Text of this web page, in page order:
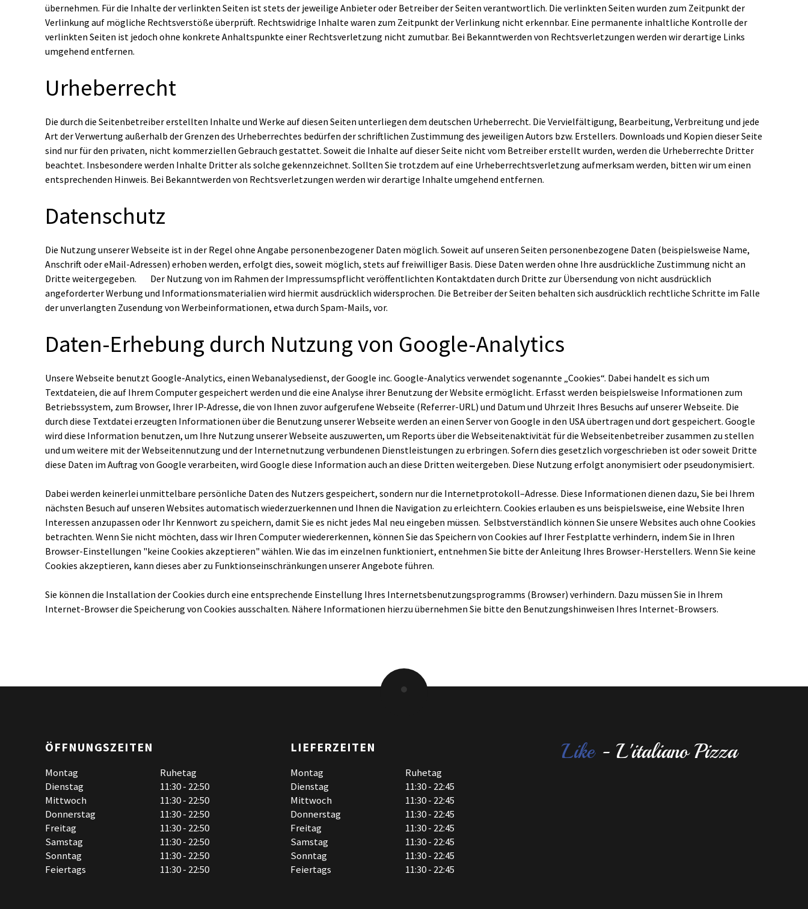
übernehmen. Für die Inhalte der verlinkten Seiten ist stets der jeweilige Anbieter oder Betreiber der Seiten verantwortlich. Die verlinkten Seiten wurden zum Zeitpunkt der
Verlinkung auf mögliche Rechtsverstöße überprüft. Rechtswidrige Inhalte waren zum Zeitpunkt der Verlinkung nicht erkennbar. Eine permanente inhaltliche Kontrolle der
verlinkten Seiten ist jedoch ohne konkrete Anhaltspunkte einer Rechtsverletzung nicht zumutbar. Bei Bekanntwerden von Rechtsverletzungen werden wir derartige Links
umgehend entfernen.
Urheberrecht
Die durch die Seitenbetreiber erstellten Inhalte und Werke auf diesen Seiten unterliegen dem deutschen Urheberrecht. Die Vervielfältigung, Bearbeitung, Verbreitung und jede
Art der Verwertung außerhalb der Grenzen des Urheberrechtes bedürfen der schriftlichen Zustimmung des jeweiligen Autors bzw. Erstellers. Downloads und Kopien dieser Seite
sind nur für den privaten, nicht kommerziellen Gebrauch gestattet. Soweit die Inhalte auf dieser Seite nicht vom Betreiber erstellt wurden, werden die Urheberrechte Dritter
beachtet. Insbesondere werden Inhalte Dritter als solche gekennzeichnet. Sollten Sie trotzdem auf eine Urheberrechtsverletzung aufmerksam werden, bitten wir um einen
entsprechenden Hinweis. Bei Bekanntwerden von Rechtsverletzungen werden wir derartige Inhalte umgehend entfernen.
Datenschutz
Die Nutzung unserer Webseite ist in der Regel ohne Angabe personenbezogener Daten möglich. Soweit auf unseren Seiten personenbezogene Daten (beispielsweise Name,
Anschrift oder eMail-Adressen) erhoben werden, erfolgt dies, soweit möglich, stets auf freiwilliger Basis. Diese Daten werden ohne Ihre ausdrückliche Zustimmung nicht an
Dritte weitergegeben. Der Nutzung von im Rahmen der Impressumspflicht veröffentlichten Kontaktdaten durch Dritte zur Übersendung von nicht ausdrücklich
angeforderter Werbung und Informationsmaterialien wird hiermit ausdrücklich widersprochen. Die Betreiber der Seiten behalten sich ausdrücklich rechtliche Schritte im Falle
der unverlangten Zusendung von Werbeinformationen, etwa durch Spam-Mails, vor.
Daten-Erhebung durch Nutzung von Google-Analytics
Unsere Webseite benutzt Google-Analytics, einen Webanalysedienst, der Google inc. Google-Analytics verwendet sogenannte „Cookies“. Dabei handelt es sich um
Textdateien, die auf Ihrem Computer gespeichert werden und die eine Analyse ihrer Benutzung der Website ermöglicht. Erfasst werden beispielsweise Informationen zum
Betriebssystem, zum Browser, Ihrer IP-Adresse, die von Ihnen zuvor aufgerufene Webseite (Referrer-URL) und Datum und Uhrzeit Ihres Besuchs auf unserer Webseite. Die
durch diese Textdatei erzeugten Informationen über die Benutzung unserer Webseite werden an einen Server von Google in den USA übertragen und dort gespeichert. Google
wird diese Information benutzen, um Ihre Nutzung unserer Webseite auszuwerten, um Reports über die Webseitenaktivität für die Webseitenbetreiber zusammen zu stellen
und um weitere mit der Webseitennutzung und der Internetnutzung verbundenen Dienstleistungen zu erbringen. Sofern dies gesetzlich vorgeschrieben ist oder soweit Dritte
diese Daten im Auftrag von Google verarbeiten, wird Google diese Information auch an diese Dritten weitergeben. Diese Nutzung erfolgt anonymisiert oder pseudonymisiert.
Dabei werden keinerlei unmittelbare persönliche Daten des Nutzers gespeichert, sondern nur die Internetprotokoll–Adresse. Diese Informationen dienen dazu, Sie bei Ihrem
nächsten Besuch auf unseren Websites automatisch wiederzuerkennen und Ihnen die Navigation zu erleichtern. Cookies erlauben es uns beispielsweise, eine Website Ihren
Interessen anzupassen oder Ihr Kennwort zu speichern, damit Sie es nicht jedes Mal neu eingeben müssen. Selbstverständlich können Sie unsere Websites auch ohne Cookies
betrachten. Wenn Sie nicht möchten, dass wir Ihren Computer wiedererkennen, können Sie das Speichern von Cookies auf Ihrer Festplatte verhindern, indem Sie in Ihren
Browser-Einstellungen "keine Cookies akzeptieren" wählen. Wie das im einzelnen funktioniert, entnehmen Sie bitte der Anleitung Ihres Browser-Herstellers. Wenn Sie keine
Cookies akzeptieren, kann dieses aber zu Funktionseinschränkungen unserer Angebote führen.
Sie können die Installation der Cookies durch eine entsprechende Einstellung Ihres Internetsbenutzungsprogramms (Browser) verhindern. Dazu müssen Sie in Ihrem
Internet-Browser die Speicherung von Cookies ausschalten. Nähere Informationen hierzu übernehmen Sie bitte den Benutzungshinweisen Ihres Internet-Browsers.
ÖFFNUNGSZEITEN
Montag
Ruhetag
Dienstag
11:30 - 22:50
Mittwoch
11:30 - 22:50
Donnerstag
11:30 - 22:50
Freitag
11:30 - 22:50
Samstag
11:30 - 22:50
Sonntag
11:30 - 22:50
Feiertags
11:30 - 22:50
LIEFERZEITEN
Montag
Ruhetag
Dienstag
11:30 - 22:45
Mittwoch
11:30 - 22:45
Donnerstag
11:30 - 22:45
Freitag
11:30 - 22:45
Samstag
11:30 - 22:45
Sonntag
11:30 - 22:45
Feiertags
11:30 - 22:45
Like- L'italiano Pizza